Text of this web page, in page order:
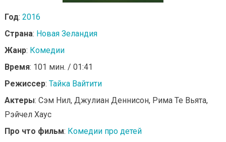
Год: 2016
Страна: Новая Зеландия
Жанр: Комедии
Время: 101 мин. / 01:41
Режиссер: Тайка Вайтити
Актеры: Сэм Нил, Джулиан Деннисон, Рима Те Вьята,
Рэйчел Хаус
Про что фильм: Комедии про детей